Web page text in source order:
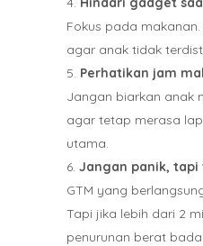
Fokus pada
agar anak tidak
Perhatikan jam
Jangan biarkan anak
agar tetap merasa
utama.
Jangan panik, tapi
GTM yang
Tapi jika lebih dari 2
penurunan berat